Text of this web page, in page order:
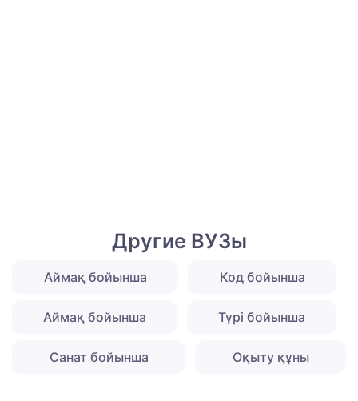
Другие ВУЗы
Аймақ бойынша Код бойынша
Аймақ бойынша Түрі бойынша
Санат бойынша Оқыту құны